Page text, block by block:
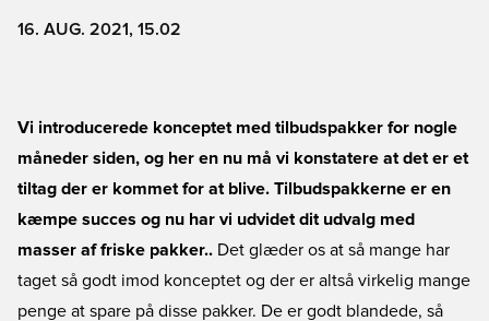
16. AUG. 2021, 15.02
Vi introducerede konceptet med tilbudspakker for nogle
måneder siden, og her en nu må vi konstatere at det er et
tiltag der er kommet for at blive. Tilbudspakkerne er en
kæmpe succes og nu har vi udvidet dit udvalg med
masser af friske pakker.. Det glæder os at så mange har
taget så godt imod konceptet og der er altså virkelig mange
penge at spare på disse pakker. De er godt blandede, så